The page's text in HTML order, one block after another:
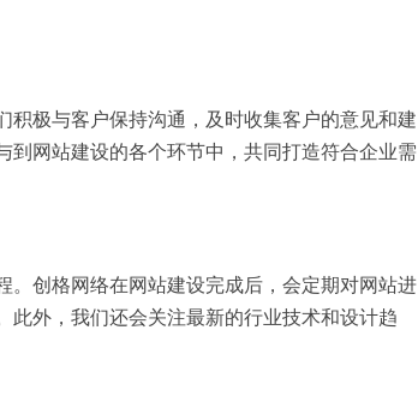
极与客户保持沟通，及时收集客户的意见和建
网站建设的各个环节中，共同打造符合企业需
创格网络在网站建设完成后，会定期对网站进
外，我们还会关注最新的行业技术和设计趋